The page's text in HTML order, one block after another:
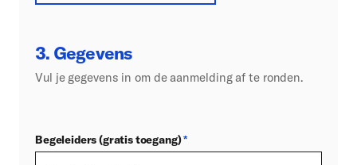
3. Gegevens
Vul je gegevens in om de aanmelding af te ronden.
Begeleiders (gratis toegang)*